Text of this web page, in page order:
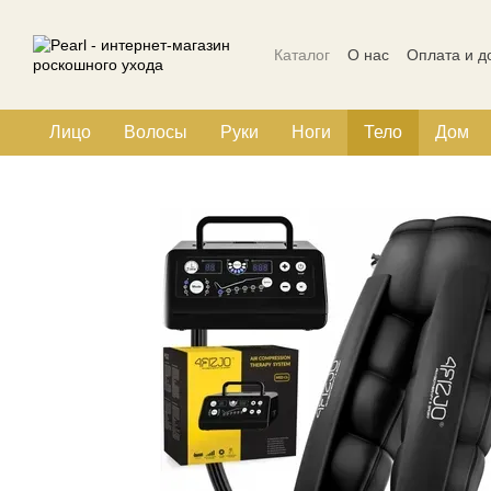
Каталог О нас
Оплата и
Лицо Волосы Руки Ноги Тело Дом